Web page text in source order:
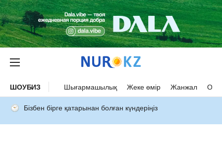
ШОУБИЗ Шығармашылық Жеке өмір Жанжал
Бізбен бірге қатарынан болған күндеріңіз